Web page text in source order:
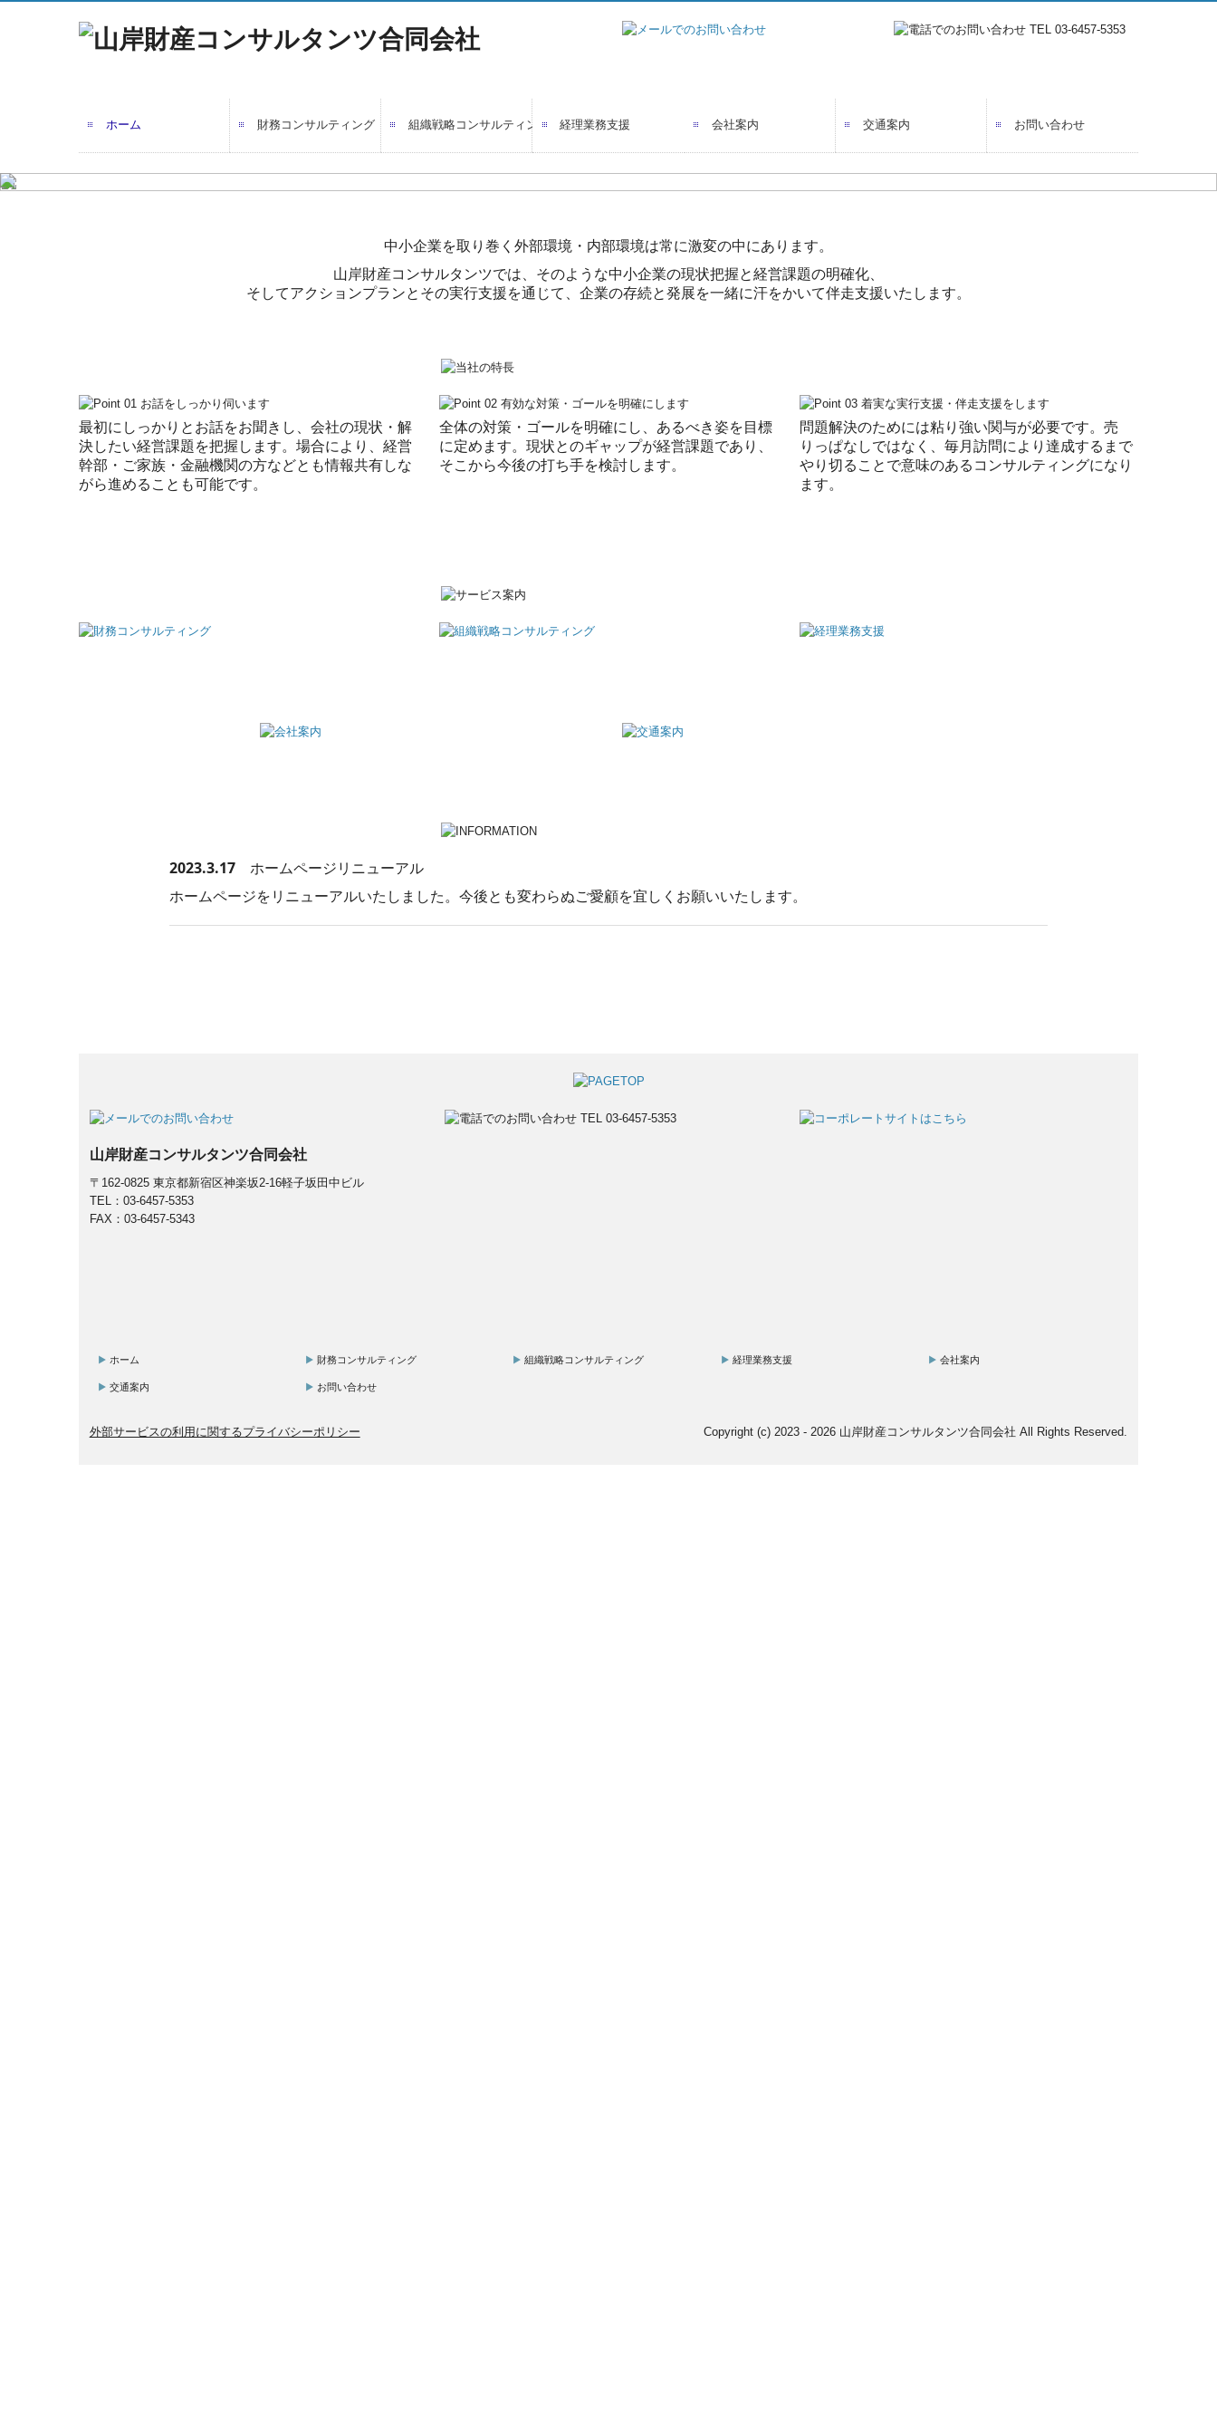
ホーム 財務コンサルティング 組織戦略コンサルティング 経理業務支援 会社案内 交通案内 お問い合わせ
プライバシーポリシー
中小企業を取り巻く外部環境・内部環境は常に激変の中にあります。
山岸財産コンサルタンツでは、そのような中小企業の現状把握と経営課題の明確化、
そしてアクションプランとその実行支援を通じて、企業の存続と発展を一緒に汗をかいて伴走支援いたします。
最初にしっかりとお話をお聞きし、会社の現状・解
決したい経営課題を把握します。場合により、経営
幹部・ご家族・金融機関の方などとも情報共有しな
がら進めることも可能です。
全体の対策・ゴールを明確にし、あるべき姿を目標
に定めます。現状とのギャップが経営課題であり、
そこから今後の打ち手を検討します。
問題解決のためには粘り強い関与が必要です。売
りっぱなしではなく、毎月訪問により達成するまで
やり切ることで意味のあるコンサルティングになり
ます。
2023.3.17 ホームページリニューアル
ホームページをリニューアルいたしました。今後とも変わらぬご愛顧を宜しくお願いいたします。
山岸財産コンサルタンツ合同会社
〒162-0825 東京都新宿区神楽坂2-16軽子坂田中ビル
TEL：03-6457-5353
FAX：03-6457-5343
ホーム 財務コンサルティング 組織戦略コンサルティング 経理業務支援 会社案内
交通案内 お問い合わせ
外部サービスの利用に関するプライバシーポリシー Copyright (c) 2023 - 2026 山岸財産コンサルタンツ合同会社 All Rights Reserved.